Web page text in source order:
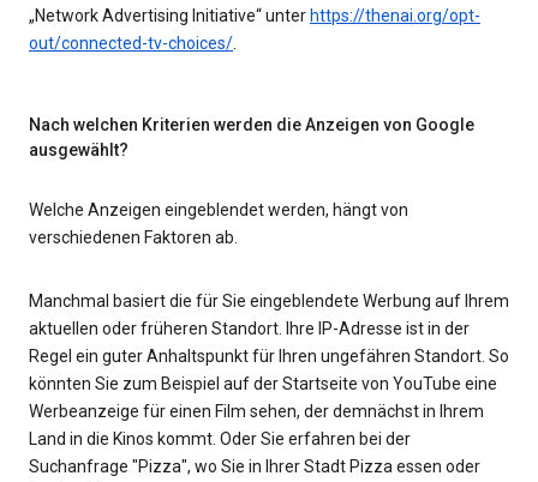
„Network Advertising Initiative“ unter https://thenai.org/opt-
out/connected-tv-choices/.
Nach welchen Kriterien werden die Anzeigen von Google
ausgewählt?
Welche Anzeigen eingeblendet werden, hängt von
verschiedenen Faktoren ab.
Manchmal basiert die für Sie eingeblendete Werbung auf Ihrem
aktuellen oder früheren Standort. Ihre IP-Adresse ist in der
Regel ein guter Anhaltspunkt für Ihren ungefähren Standort. So
könnten Sie zum Beispiel auf der Startseite von YouTube eine
Werbeanzeige für einen Film sehen, der demnächst in Ihrem
Land in die Kinos kommt. Oder Sie erfahren bei der
Suchanfrage "Pizza", wo Sie in Ihrer Stadt Pizza essen oder